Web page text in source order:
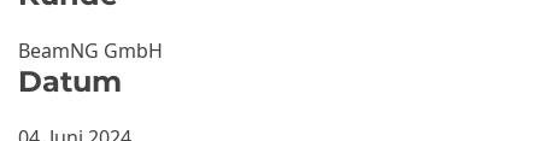
BeamNG GmbH
Datum